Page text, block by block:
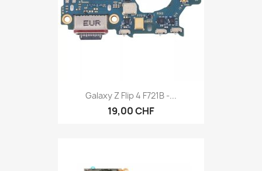
Galaxy Z Flip 4 F721B -...
19,00 CHF